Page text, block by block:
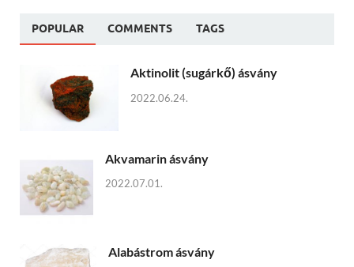
POPULAR COMMENTS TAGS
Aktinolit (sugárkő) ásvány
2022.06.24.
Akvamarin ásvány
2022.07.01.
Alabástrom ásvány